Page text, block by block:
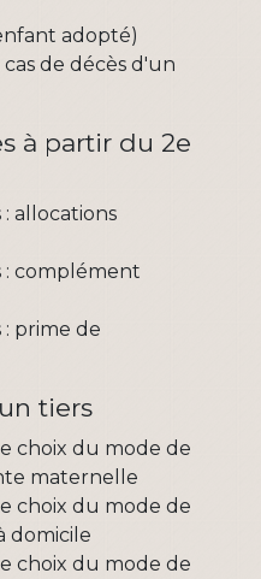
adopté)
de décès d'un
à partir du 2e
allocations
: complément
prime de
tiers
choix du mode de
maternelle
choix du mode de
domicile
choix du mode de